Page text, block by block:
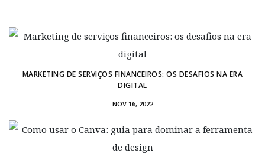
MARKETING DE SERVIÇOS FINANCEIROS: OS DESAFIOS NA ERA
DIGITAL
NOV 16, 2022